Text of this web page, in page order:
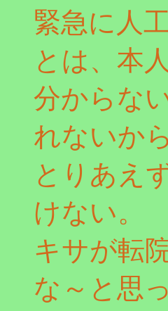
緊急に人
とは、本
分からな
れないか
とりあえ
けない。
キサが転
な～と思